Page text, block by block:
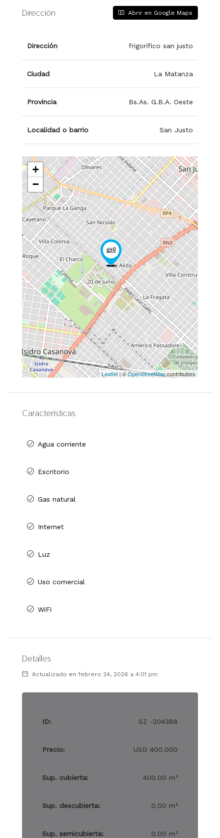
Dirección Abrir en Google Maps
Dirección frigorífico san justo
Ciudad La Matanza
Provincia Bs.As. G.B.A. Oeste
Localidad o barrio San Justo
+
−
Leaflet| ©OpenStreetMapcontributors
Características
Agua corriente
Escritorio
Gas natural
Internet
Luz
Uso comercial
WiFi
Detalles
Actualizado en febrero 24, 2026 a 4:01 pm
ID: SZ -204388
Precio: USD 400.000
Sup. cubierta: 400.00 m²
Sup. descubierta: 0.00 m²
Sup. semicubierta: 0.00 m²